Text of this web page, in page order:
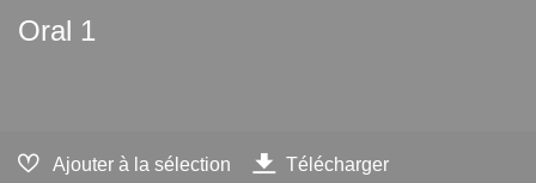
Oral 1
Ajouter à la sélection Télécharger